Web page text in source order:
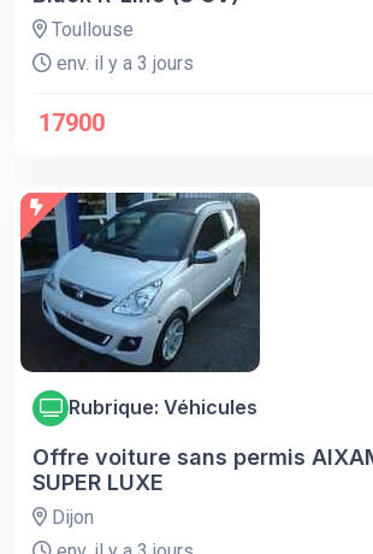
Toullouse
env. il y a 3 jours
17900
Rubrique: Véhicules
Offre voiture sans permis
SUPER LUXE
Dijon